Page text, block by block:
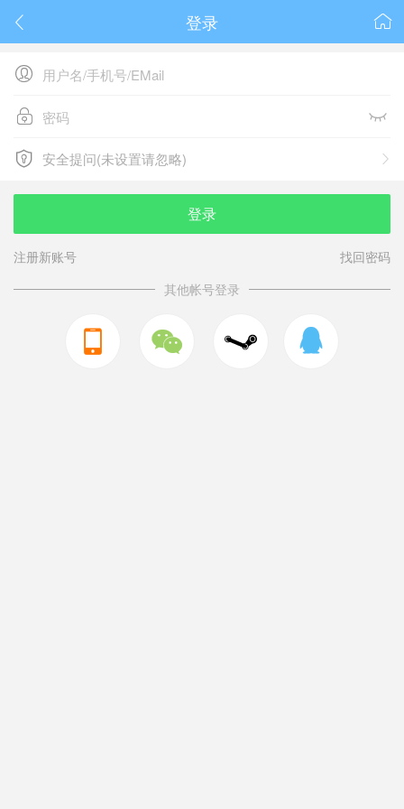
 
登录

 
 
安全提问(未设置请忽略)
安全提问(未设置请忽略)
登录
注册新账号
找回密码
其他帐号登录
  